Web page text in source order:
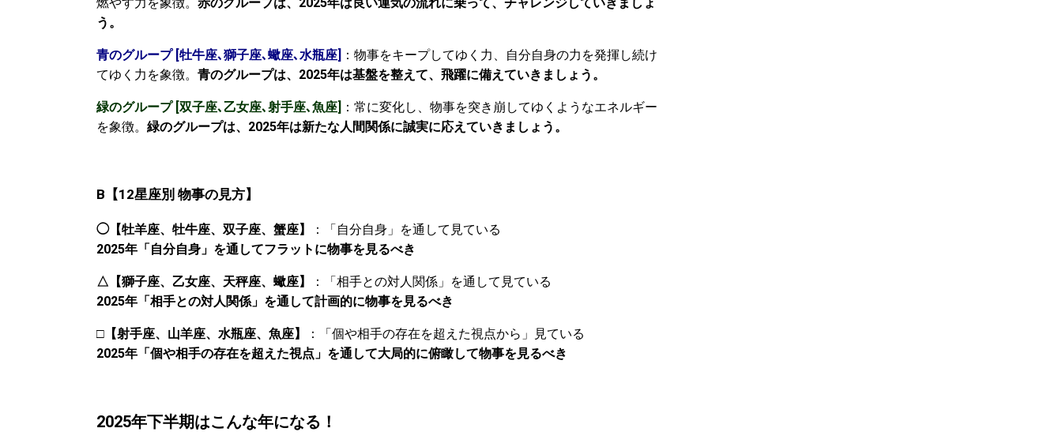
う。
青のグループ [牡牛座､獅子座､蠍座､水瓶座] ：物事をキープしてゆく力、自分自身の力を発揮し続け
てゆく力を象徴。 青のグループは、2025年は基盤を整えて、飛躍に備えていきましょう。
緑のグループ [双子座､乙女座､射手座､魚座] ：常に変化し、物事を突き崩してゆくようなエネルギー
を象徴。 緑のグループは、2025年は新たな人間関係に誠実に応えていきましょう。
B 【12星座別物事の見方】
◯【牡羊座、牡牛座、双子座、蟹座】
：「自分自身」を通して見ている
2025年「自分自身」を通してフラットに物事を見るべき
△【獅子座、乙女座、天秤座、蠍座】
：「相手との対人関係」を通して見ている
2025年「相手との対人関係」を通して計画的に物事を見るべき
□ 【射手座、山羊座、水瓶座、魚座】
：「個や相手の存在を超えた視点から」見ている
2025年「個や相手の存在を超えた視点」を通して大局的に俯瞰して物事を見るべき
2025年下半期はこんな年になる！